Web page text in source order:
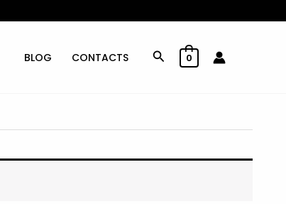
BLOG CONTACTS Rechercher
0